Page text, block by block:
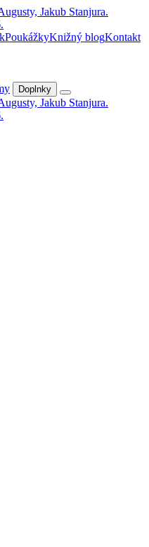
PoukážkyKnižný blogKontakt
Doplnky